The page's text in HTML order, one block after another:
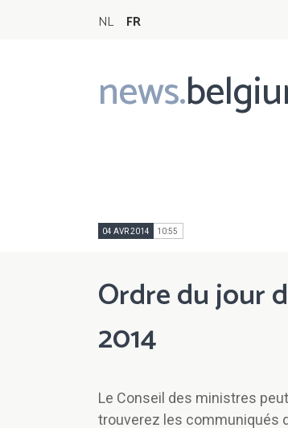
NL FR
news.
Main
navigation
04 AVR 2014 10:55
Ordre du jour
2014
Le Conseil des ministres
trouverez les communiqués